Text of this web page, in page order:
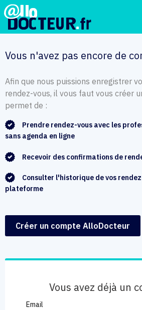
Vous n'avez pas encore de
Afin que nous puissions enregistrer
rendez-vous, il vous faut vous créer
permet de :
Prendre rendez-vous avec les
sans agenda en ligne
Recevoir des confirmations de
Consulter l'historique de vos
plateforme
Créer un compte AlloDocteur
Vous avez déjà un
Email